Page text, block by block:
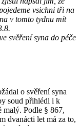
vsichni tři na
v tomto tydnu mít
svěření syna do péče
o svěření syna
soud přihlédl i k
malý. Podle § 867,
dvanácti let má za to,